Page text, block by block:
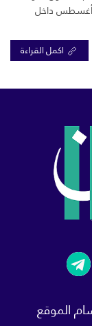
أغسطس داخل
اكمل القراءة
الموقع